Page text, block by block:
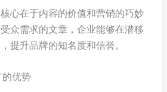
心在于内容的价值和营销的巧妙
众需求的文章，企业能够在潜移
提升品牌的知名度和信誉。
优势